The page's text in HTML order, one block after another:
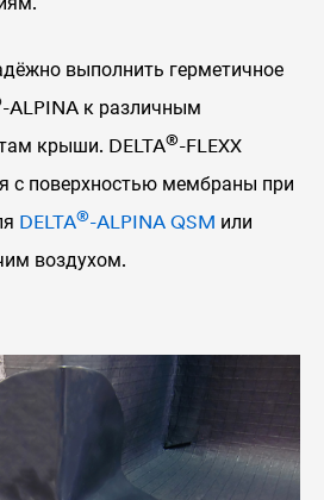
выполнить герметичное
-ALPINA к различным
крыши. DELTA®-FLEXX
с поверхностью мембраны при
DELTA®-ALPINA QSM или
воздухом.